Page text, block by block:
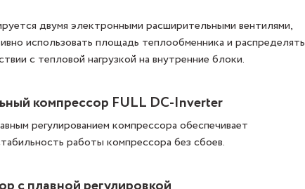
двумя электронными расширительными вентилями,
использовать площадь теплообменника и распределять
с тепловой нагрузкой на внутренние блоки.
компрессор FULL DC-Inverter
регулированием компрессора обеспечивает
работы компрессора без сбоев.